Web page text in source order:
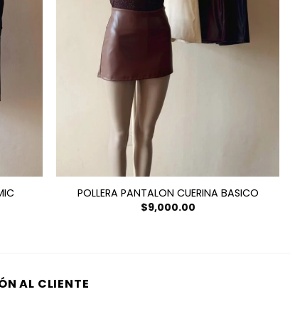
POLLERA PANTALON CUERINA BASICO
$9,000.00
AL CLIENTE